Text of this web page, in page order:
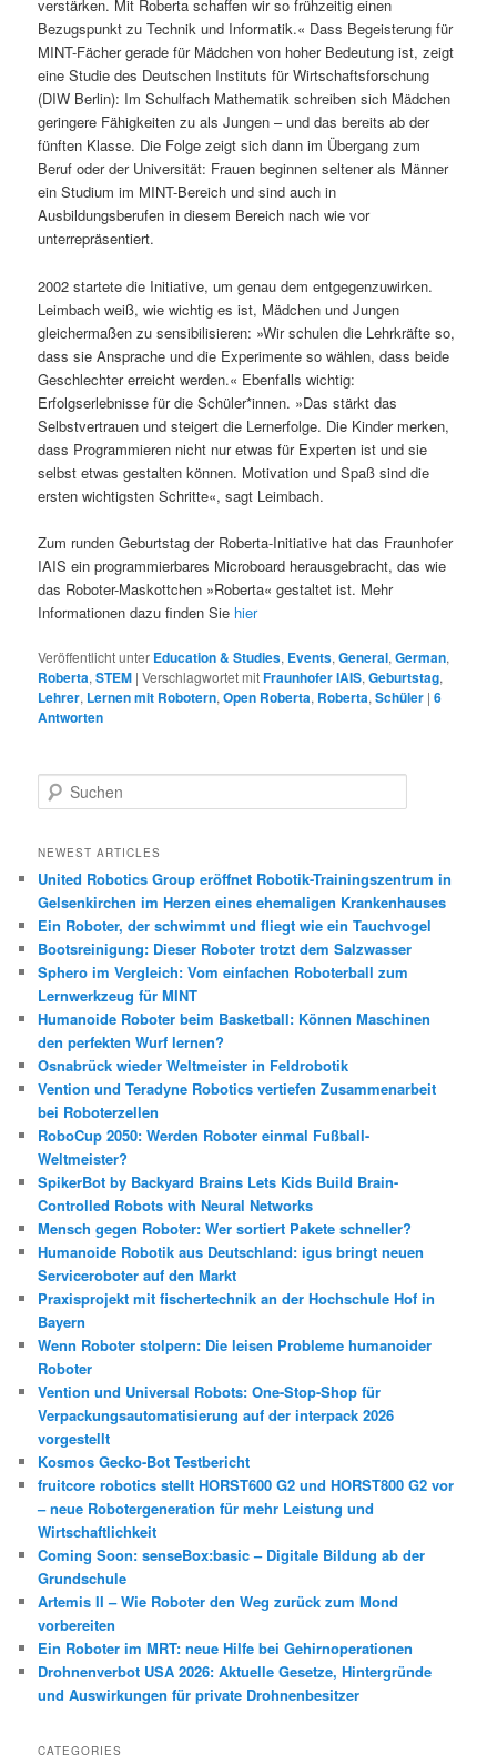
verstärken. Mit Roberta schaffen wir so frühzeitig einen
Bezugspunkt zu Technik und Informatik.« Dass Begeisterung für
MINT-Fächer gerade für Mädchen von hoher Bedeutung ist, zeigt
eine Studie des Deutschen Instituts für Wirtschaftsforschung
(DIW Berlin): Im Schulfach Mathematik schreiben sich Mädchen
geringere Fähigkeiten zu als Jungen – und das bereits ab der
fünften Klasse. Die Folge zeigt sich dann im Übergang zum
Beruf oder der Universität: Frauen beginnen seltener als Männer
ein Studium im MINT-Bereich und sind auch in
Ausbildungsberufen in diesem Bereich nach wie vor
unterrepräsentiert.
2002 startete die Initiative, um genau dem entgegenzuwirken.
Leimbach weiß, wie wichtig es ist, Mädchen und Jungen
gleichermaßen zu sensibilisieren: »Wir schulen die Lehrkräfte so,
dass sie Ansprache und die Experimente so wählen, dass beide
Geschlechter erreicht werden.« Ebenfalls wichtig:
Erfolgserlebnisse für die Schüler*innen. »Das stärkt das
Selbstvertrauen und steigert die Lernerfolge. Die Kinder merken,
dass Programmieren nicht nur etwas für Experten ist und sie
selbst etwas gestalten können. Motivation und Spaß sind die
ersten wichtigsten Schritte«, sagt Leimbach.
Zum runden Geburtstag der Roberta-Initiative hat das Fraunhofer
IAIS ein programmierbares Microboard herausgebracht, das wie
das Roboter-Maskottchen »Roberta« gestaltet ist. Mehr
Informationen dazu finden Sie hier
Veröffentlicht unter Education & Studies, Events,General,German,
Roberta,STEM |Verschlagwortet mitFraunhofer IAIS,Geburtstag,
Lehrer, Lernen mit Robotern,Open Roberta, Roberta,Schüler |6
Antworten
u
h
n
NEWEST ARTICLES
United Robotics Group eröffnet Robotik-Trainingszentrum in
Gelsenkirchen im Herzen eines ehemaligen Krankenhauses
Ein Roboter, der schwimmt und fliegt wie ein Tauchvogel
Bootsreinigung: Dieser Roboter trotzt dem Salzwasser
Sphero im Vergleich: Vom einfachen Roboterball zum
Lernwerkzeug für MINT
Humanoide Roboter beim Basketball: Können Maschinen
den perfekten Wurf lernen?
Osnabrück wieder Weltmeister in Feldrobotik
Vention und Teradyne Robotics vertiefen Zusammenarbeit
bei Roboterzellen
RoboCup 2050: Werden Roboter einmal Fußball-
Weltmeister?
SpikerBot by Backyard Brains Lets Kids Build Brain-
Controlled Robots with Neural Networks
Mensch gegen Roboter: Wer sortiert Pakete schneller?
Humanoide Robotik aus Deutschland: igus bringt neuen
Serviceroboter auf den Markt
Praxisprojekt mit fischertechnik an der Hochschule Hof in
Bayern
Wenn Roboter stolpern: Die leisen Probleme humanoider
Roboter
Vention und Universal Robots: One-Stop-Shop für
Verpackungsautomatisierung auf der interpack 2026
vorgestellt
Kosmos Gecko-Bot Testbericht
fruitcore robotics stellt HORST600 G2 und HORST800 G2 vor
– neue Robotergeneration für mehr Leistung und
Wirtschaftlichkeit
Coming Soon: senseBox:basic – Digitale Bildung ab der
Grundschule
Artemis II – Wie Roboter den Weg zurück zum Mond
vorbereiten
Ein Roboter im MRT: neue Hilfe bei Gehirnoperationen
Drohnenverbot USA 2026: Aktuelle Gesetze, Hintergründe
und Auswirkungen für private Drohnenbesitzer
CATEGORIES